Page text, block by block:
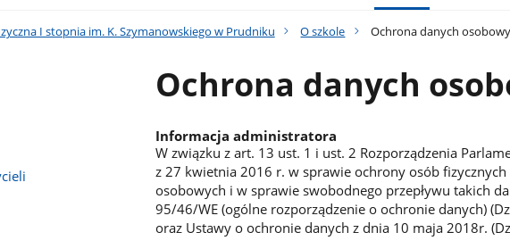
I stopnia im. K. Szymanowskiego w Prudniku O szkole Ochrona danych
Ochrona danych
Informacja administratora
W związku z art. 13 ust. 1 i ust. 2 Rozporządzenia
z 27 kwietnia 2016 r. w sprawie ochrony osób
osobowych i w sprawie swobodnego przepływu takich
95/46/WE (ogólne rozporządzenie o ochronie danych)
oraz Ustawy o ochronie danych z dnia 10 maja 2018r.